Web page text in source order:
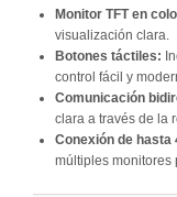
Monitor TFT en
visualización clara.
Botones táctiles:
control fácil y
Comunicación
clara a través de la
Conexión de hasta
múltiples monitores